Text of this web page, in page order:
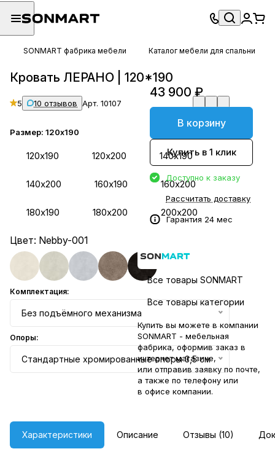
SONMART фабрика мебели Каталог мебели для спальни
Кровать ЛЕРАНО | 120*190
5 10 отзывов Арт. 10107
Размер: 120х190
120х190 120х200 140х190
140х200 160х190 160х200
180х190 180х200 200х200
Цвет: Nebby-001
+ 251
Комплектация:
Без подъёмного механизма
Опоры:
Стандартные хромированные опоры 3,5 см
43 900 ₽
В корзину
Купить в 1 клик
Доступно к заказу
Рассчитать доставку
Гарантия 24 мес
Все товары SONMART
Все товары категории
Купить вы можете в компании
SONMART - мебельная
фабрика, оформив заказ в
интернет магазине,
или отправив заявку по почте,
а также по телефону или
в офисе компании.
Характеристики Описание Отзывы (10)